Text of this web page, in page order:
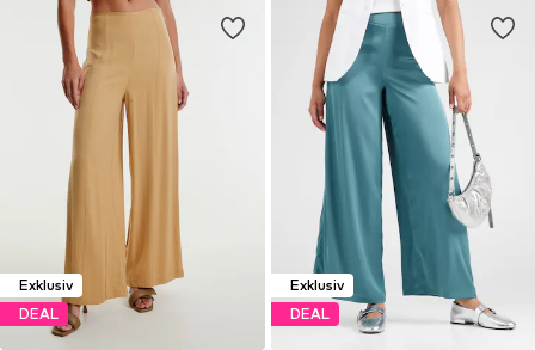
Exklusiv
DEAL
Exklusiv
DEAL